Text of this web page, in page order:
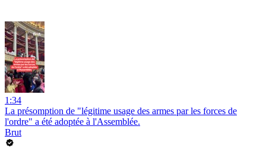
1:34
La présomption de "légitime usage des armes par les forces de
l'ordre" a été adoptée à l'Assemblée.
Brut